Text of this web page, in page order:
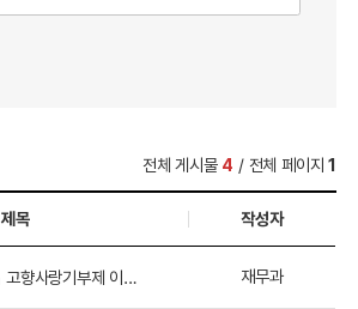
전체 게시물 4 / 전체 페이지1
제목 작성자
「신규답례품 입점기념」 고향사랑기부제 이벤트 안내(7... 재무과